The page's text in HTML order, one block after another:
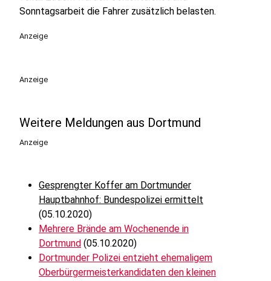
Sonntagsarbeit die Fahrer zusätzlich belasten.
Anzeige
Anzeige
Weitere Meldungen aus Dortmund
Anzeige
Gesprengter Koffer am Dortmunder
Hauptbahnhof: Bundespolizei ermittelt
(05.10.2020)
Mehrere Brände am Wochenende in
Dortmund (05.10.2020)
Dortmunder Polizei entzieht ehemaligem
Oberbürgermeisterkandidaten den kleinen